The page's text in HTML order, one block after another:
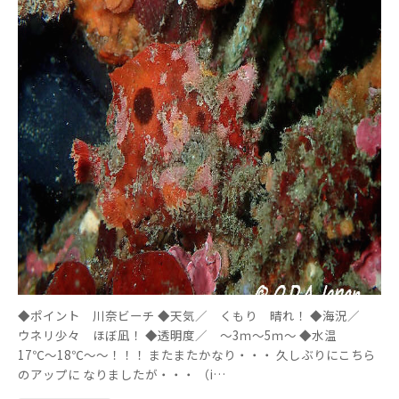
◆ポイント 川奈ビーチ ◆天気／ くもり 晴れ！ ◆海況／
ウネリ少々 ほぼ凪！ ◆透明度／ ～3ｍ～5ｍ～ ◆水温
17℃～18℃～～！！！ またまたかなり・・・ 久しぶりにこちら
のアップに なりましたが・・・ （i…